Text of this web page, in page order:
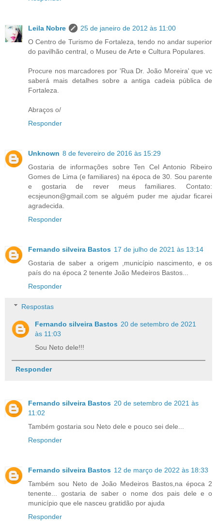
Leila Nobre
25 de janeiro de 2012 às 11:00
O Centro de Turismo de Fortaleza, tendo no andar superior
do pavilhão central, o Museu de Arte e Cultura Populares.
Procure nos marcadores por 'Rua Dr. João Moreira' que vc
saberá mais detalhes sobre a antiga cadeia pública de
Fortaleza.
Abraços o/
Responder
Unknown 8 de fevereiro de 2016 às 15:29
Gostaria de informações sobre Ten Cel Antonio Ribeiro
Gomes de Lima (e familiares) na época de 30. Sou parente
e gostaria de rever meus familiares. Contato:
ecsjeunon@gmail.com se alguém puder me ajudar ficarei
agradecida.
Responder
Fernando silveira Bastos 17 de julho de 2021 às 13:14
Gostaria de saber a origem ,município nascimento, e os
país do na época 2 tenente João Medeiros Bastos...
Responder
Respostas
Fernando silveira Bastos 20 de setembro de 2021
às 11:03
Sou Neto dele!!!
Responder
Fernando silveira Bastos 20 de setembro de 2021 às
11:02
Também gostaria sou Neto dele e pouco sei dele...
Responder
Fernando silveira Bastos 12 de março de 2022 às 18:33
Também sou Neto de João Medeiros Bastos,na época 2
tenente... gostaria de saber o nome dos pais dele e o
município que ele nasceu gratidão por ajuda
Responder